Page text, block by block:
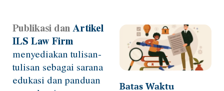
Publikasi danArtikel
ILS Law Firm
menyediakan tulisan-
tulisan sebagai sarana
edukasi dan panduan
Batas Waktu
PagePagePage Page